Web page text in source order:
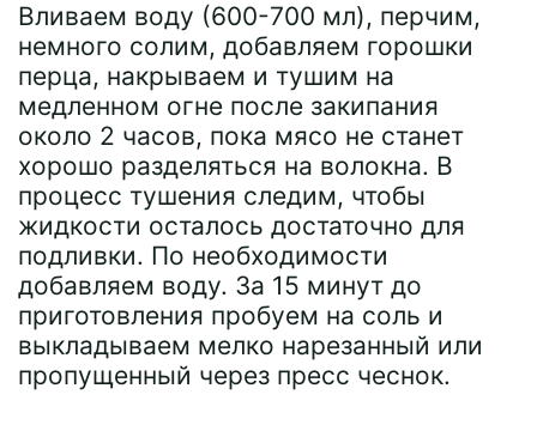
Вливаем воду (600-700 мл), перчим,
немного солим, добавляем горошки
перца, накрываем и тушим на
медленном огне после закипания
около 2 часов, пока мясо не станет
хорошо разделяться на волокна. В
процесс тушения следим, чтобы
жидкости осталось достаточно для
подливки. По необходимости
добавляем воду. За 15 минут до
приготовления пробуем на соль и
выкладываем мелко нарезанный или
пропущенный через пресс чеснок.